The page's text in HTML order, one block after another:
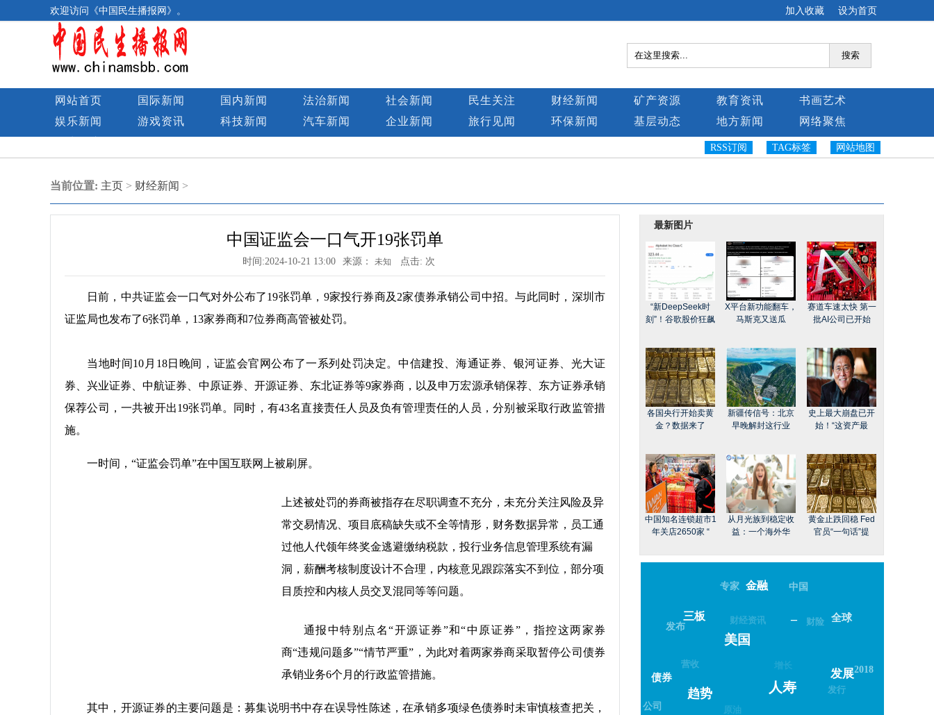
设为首页
加入收藏
欢迎访问《中国民生播报网》。
搜索
网站首页 国际新闻 国内新闻 法治新闻 社会新闻 民生关注 财经新闻 矿产资源 教育资讯
书画艺术
娱乐新闻
游戏资讯 科技新闻 汽车新闻 企业新闻 旅行见闻 环保新闻 基层动态 地方新闻
网络聚焦
网站地图
TAG标签
RSS订阅
当前位置: 主页 > 财经新闻 >
中国证监会一口气开19张罚单
时间:2024-10-21 13:00 来源： 未知 点击: 次
日前，中共证监会一口气对外公布了19张罚单，9家投行券商及2家债券承销公司中招。与此同时，深圳市
证监局也发布了6张罚单，13家券商和7位券商高管被处罚。
当地时间10月18日晚间，证监会官网公布了一系列处罚决定。中信建投、海通证券、银河证券、光大证
券、兴业证券、中航证券、中原证券、开源证券、东北证券等9家券商，以及申万宏源承销保荐、东方证券承销
保荐公司，一共被开出19张罚单。同时，有43名直接责任人员及负有管理责任的人员，分别被采取行政监管措
施。
一时间，“证监会罚单”在中国互联网上被刷屏。
上述被处罚的券商被指存在尽职调查不充分，未充分关注风险及异
常交易情况、项目底稿缺失或不全等情形，财务数据异常，员工通
过他人代领年终奖金逃避缴纳税款，投行业务信息管理系统有漏
洞，薪酬考核制度设计不合理，内核意见跟踪落实不到位，部分项
目质控和内核人员交叉混同等等问题。
通报中特别点名“开源证券”和“中原证券”，指控这两家券
商“违规问题多”“情节严重”，为此对着两家券商采取暂停公司债券
承销业务6个月的行政监管措施。
其中，开源证券的主要问题是：募集说明书中存在误导性陈述，在承销多项绿色债券时未审慎核查把关，
最新图片
“新DeepSeek时
刻”！谷歌股价狂飙
X平台新功能翻车，
马斯克又送瓜
赛道车速太快 第一
批AI公司已开始
各国央行开始卖黄
金？数据来了
新疆传信号：北京
早晚解封这行业
史上最大崩盘已开
始！“这资产最
中国知名连锁超市1
年关店2650家 “
从月光族到稳定收
益：一个海外华
黄金止跌回稳 Fed
官员“一句话”提
趋势
债券
公司
人寿
美国
三板
发布
营收
原油
发展
–
金融
专家
财经资讯
增长
发行
2018
全球
中国
财险